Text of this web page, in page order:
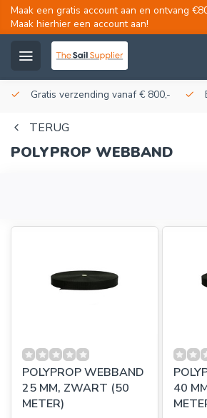
Maak een gratis account aan en ontvang
Maak hierhier een account aan!
Gratis verzending vanaf € 800,-
TERUG
POLYPROP WEBBAND
POLYPROP WEBBAND
25 MM, ZWART (50
METER)
40